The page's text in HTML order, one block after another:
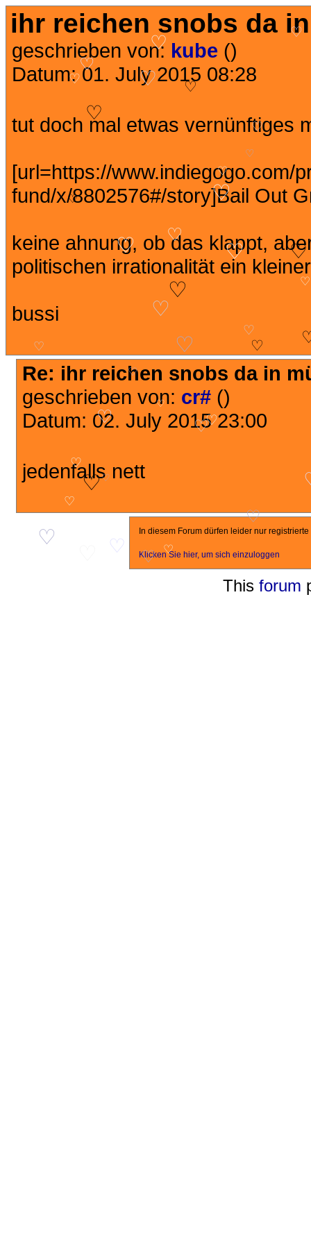
♡
♡
♡
♡
♡
♡
♡
♡
♡
♡
♡
♡
♡
♡
♡
♡
♡
♡
♡
♡
♡
♡
♡
♡
♡
♡
♡
♡
♡
♡
♡
♡
♡
♡
♡
♡
♡
ihr reichen snobs da
geschrieben von: kube ()
Datum: 01. July 2015 08:28
tut doch mal etwas vernünftiges
[url=https://www.indiegogo.com/
fund/x/8802576#/story]Bail Out
keine ahnung, ob das klappt,
politischen irrationalität ein
bussi
Re: ihr reichen snobs da in
geschrieben von: cr# ()
Datum: 02. July 2015 23:00
jedenfalls nett
In diesem Forum dürfen leider nur
Klicken Sie hier, um sich einzuloggen
This forum